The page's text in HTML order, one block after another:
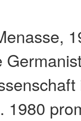
1980